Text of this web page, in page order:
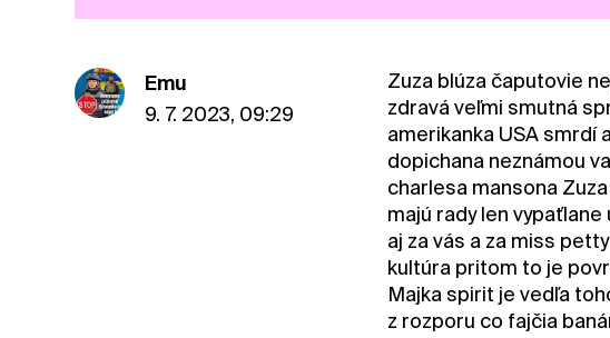
Emu
9. 7. 2023, 09:29
Zuza blúza čaputovie
zdravá veľmi smutná
amerikanka USA smrdí
dopichana neznámou
charlesa mansona
majú rady len
aj za vás a za miss
kultúra pritom to je
Majka spirit je vedľa
z rozporu co fajčia